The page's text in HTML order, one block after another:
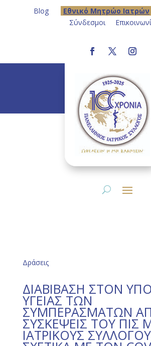
Blog Eθνικό Μητρώο Ιατρών
Σύνδεσμοι
Δράσεις
ΔΙΑΒΙΒΑΣΗ ΣΤΟΝ
ΥΓΕΙΑΣ ΤΩΝ
ΣΥΜΠΕΡΑΣΜΑΤΩΝ
ΣΥΣΚΕΨΕΙΣ ΤΟΥ ΠΙΣ
ΙΑΤΡΙΚΟΥΣ